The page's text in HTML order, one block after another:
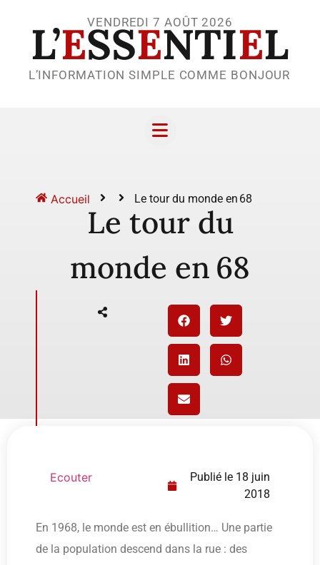
VENDREDI 7 AOÛT 2026
L’ESSENTIEL
L’INFORMATION SIMPLE COMME BONJOUR
Accueil Le tour du monde en 68
Le tour du
monde en 68
Ecouter Publié le 18 juin
2018
En 1968, le monde est en ébullition… Une partie
de la population descend dans la rue : des